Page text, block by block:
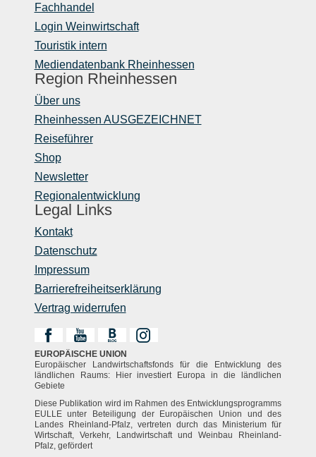
Fachhandel
Login Weinwirtschaft
Touristik intern
Mediendatenbank Rheinhessen
Region Rheinhessen
Über uns
Rheinhessen AUSGEZEICHNET
Reiseführer
Shop
Newsletter
Regionalentwicklung
Legal Links
Kontakt
Datenschutz
Impressum
Barrierefreiheitserklärung
Vertrag widerrufen
EUROPÄISCHE UNION
Europäischer Landwirtschaftsfonds für die Entwicklung des
ländlichen Raums: Hier investiert Europa in die ländlichen
Gebiete
Diese Publikation wird im Rahmen des Entwicklungsprogramms
EULLE unter Beteiligung der Europäischen Union und des
Landes Rheinland-Pfalz, vertreten durch das Ministerium für
Wirtschaft, Verkehr, Landwirtschaft und Weinbau Rheinland-
Pfalz, gefördert